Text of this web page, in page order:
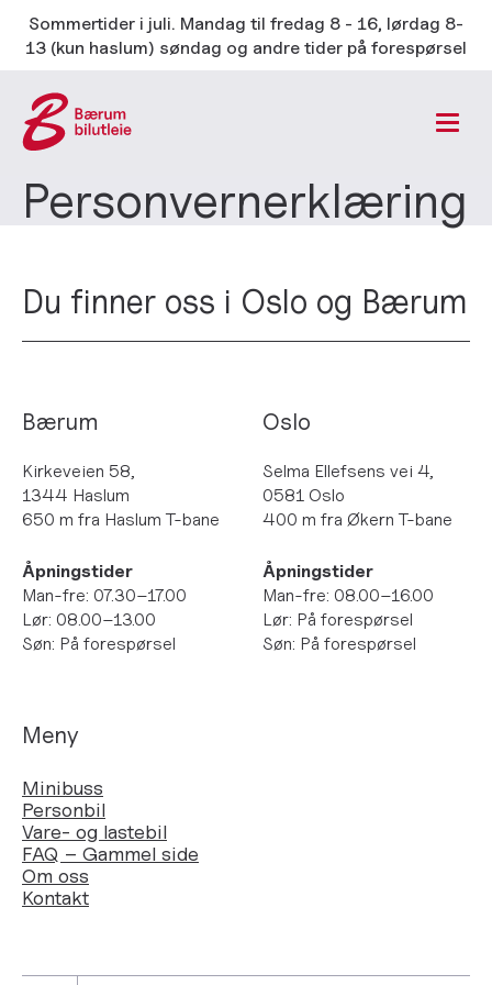
Sommertider i juli. Mandag til fredag 8 - 16, lørdag 8-
13 (kun haslum) søndag og andre tider på forespørsel
Personvern­erklæring
Du finner oss i Oslo og Bærum
Bærum
Kirkeveien 58,
1344 Haslum
650 m fra Haslum T-bane
Åpningstider
Man-fre: 07.30–17.00
Lør: 08.00–13.00
Søn: På forespørsel
Oslo
Selma Ellefsens vei 4,
0581 Oslo
400 m fra Økern T-bane
Åpningstider
Man-fre: 08.00–16.00
Lør: På forespørsel
Søn: På forespørsel
Meny
Minibuss
Personbil
Vare- og lastebil
FAQ – Gammel side
Om oss
Kontakt